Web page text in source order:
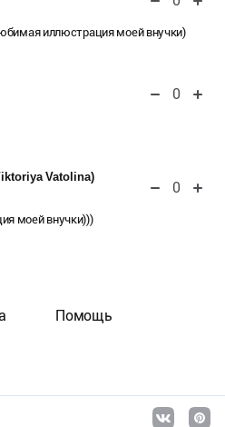
иллюстрация моей внучки)
0
Vatolina)
0
моей внучки)))
Помощь